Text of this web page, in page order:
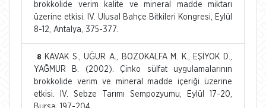
brokkolide verim kalite ve mineral madde miktarı
üzerine etkisi. IV. Ulusal Bahçe Bitkileri Kongresi, Eylül
8-12, Antalya, 375-377.
8
KAVAK S., UĞUR A., BOZOKALFA M. K., EŞİYOK D.,
YAĞMUR B. (2002). Çinko sülfat uygulamalarının
brokkolide verim ve mineral madde içeriği üzerine
etkisi. IV. Sebze Tarımı Sempozyumu, Eylül 17-20,